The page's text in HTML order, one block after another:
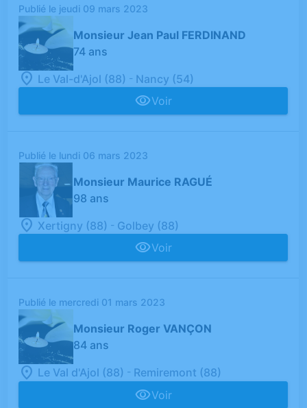
Publié le jeudi 09 mars 2023
Monsieur Jean Paul FERDINAND
74 ans
Le Val-d'Ajol (88) - Nancy (54)
Voir
Publié le lundi 06 mars 2023
Monsieur Maurice RAGUÉ
98 ans
Xertigny (88) - Golbey (88)
Voir
Publié le mercredi 01 mars 2023
Monsieur Roger VANÇON
84 ans
Le Val d'Ajol (88) - Remiremont (88)
Voir